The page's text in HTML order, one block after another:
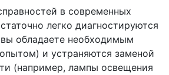
в современных
легко диагностируются
обладаете необходимым
и устраняются заменой
(например, лампы освещения